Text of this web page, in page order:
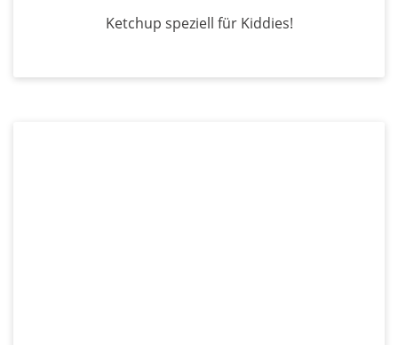
Ketchup speziell für Kiddies!